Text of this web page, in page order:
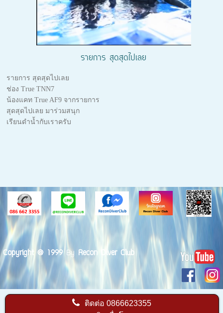
รายการ สุดสุดไปเลย
รายการ สุดสุดไปเลย
ช่อง True TNN7
น้องแคท True AF9 จากรายการ
สุดสุดไปเลย มาร่วมสนุก
เรียนดำน้ำกับเราครับ
Copyright @ 1999By Recon Diver Club
ติดต่อ0866623355